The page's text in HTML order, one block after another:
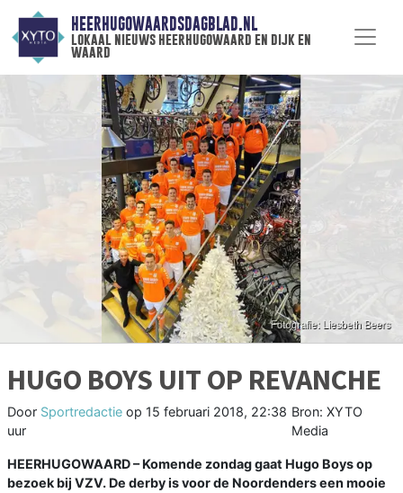
HEERHUGOWAARDSDAGBLAD.NL
lokaal nieuws heerhugowaard en dijk en
waard
HUGO BOYS UIT OP REVANCHE
Door Sportredactie op 15 februari 2018, 22:38
uur
Bron: XYTO
Media
HEERHUGOWAARD – Komende zondag gaat Hugo Boys op
bezoek bij VZV. De derby is voor de Noordenders een mooie